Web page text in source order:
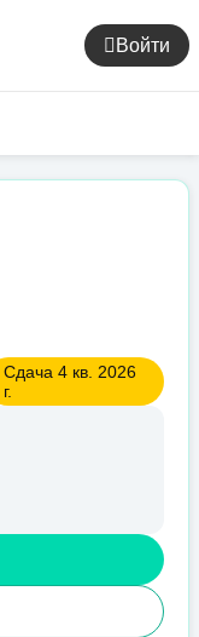
Войти
Сдача 4 кв. 2026
г.